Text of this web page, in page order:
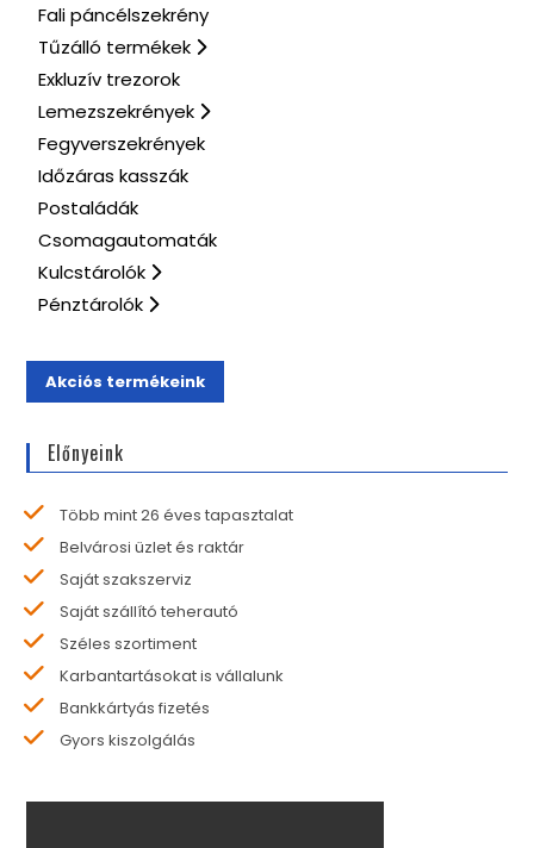
Fali páncélszekrény
Tűzálló termékek
Exkluzív trezorok
Lemezszekrények
Fegyverszekrények
Időzáras kasszák
Postaládák
Csomagautomaták
Kulcstárolók
Pénztárolók
Akciós termékeink
Előnyeink
Több mint 26 éves tapasztalat
Belvárosi üzlet és raktár
Saját szakszerviz
Saját szállító teherautó
Széles szortiment
Karbantartásokat is vállalunk
Bankkártyás fizetés
Gyors kiszolgálás